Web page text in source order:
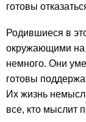
готовы
Родившиеся в
окружающими на
немного. Они
готовы
Их жизнь
все, кто мыслит